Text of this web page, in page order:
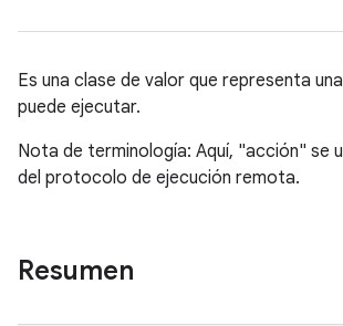
Es una clase de valor que representa
puede ejecutar.
Nota de terminología: Aquí, "acción" se
del protocolo de ejecución remota.
Resumen